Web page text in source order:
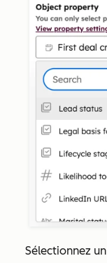
Sélectionnez un